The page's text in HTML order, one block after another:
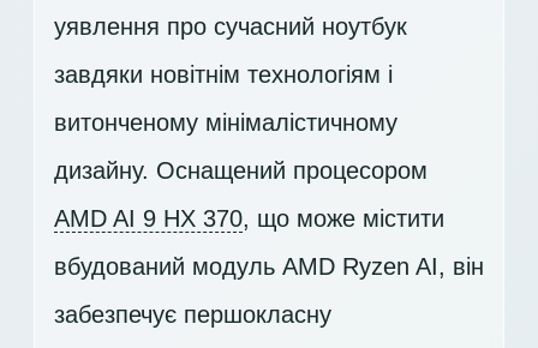
уявлення про сучасний ноутбук
завдяки новітнім технологіям і
витонченому мінімалістичному
дизайну. Оснащений процесором
AMD AI 9 HX 370, що може містити
вбудований модуль AMD Ryzen AI, він
забезпечує першокласну